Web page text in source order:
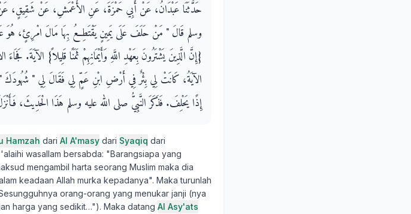
حَدَّثَنَا عَبْدَانُ، عَنْ أَبِي حَمْزَةَ، عَنِ الأَعْمَشِ، عَنْ شَقِيقٍ، عَنْ
وسلم قَالَ ‏"‏ مَنْ حَلَفَ عَلَى يَمِينٍ يَقْتَطِعُ بِهَا مَالَ امْرِئٍ، هُوَ
‏{‏إِنَّ الَّذِينَ يَشْتَرُونَ بِعَهْدِ اللَّهِ وَأَيْمَانِهِمْ ثَمَنًا قَلِيلاً‏}‏ الآيَةَ‏.‏
الآيَةُ، كَانَتْ لِي بِئْرٌ فِي أَرْضِ ابْنِ عَمٍّ لِي فَقَالَ لِي ‏"‏
إِذًا يَحْلِفَ‏.‏ فَذَكَرَ النَّبِيُّ صلى الله عليه وسلم هَذَا الْحَدِيثَ،
Hamzah dari Al A'masy dari Syaqiq dari
wasallam bersabda: "Barangsiapa yang
mengambil harta seorang Muslim maka dia
keadaan Allah murka kepadanya". Maka turunlah
orang-orang yang menukar janji (nya
harga yang sedikit…"). Maka datang Al Asy'ats